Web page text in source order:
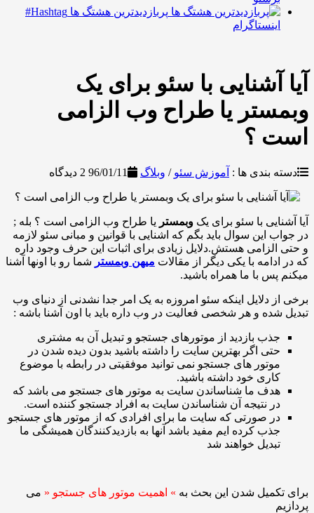
پربازدیدترین هشتگ ها Hashtag#
با سئو برای یک
یا طراح وب الزامی
؟
بندی ها :آموزش سئو /وبلاگ 96/01/11 2 دیدگاه
با سئو برای یکوبمستر یا طراح وب الزامی است ؟ بله ;
این سوال باید بگم که اشنایی با قوانین و مبانی سئو لازمه
هستش.دلایل زیادی برای اثبات این حرف وجود داره
با یکی دیگر از مقالات میهن وبمستر شما رو با اونها آشنا
با ما همراه باشید.
دلایل اینکه سئو امروزه به یک امر جدا نشدنی از دنیای وب
و هر شخصی فعالیت در وب داره باید با اون آشنا باشه :
بازدید از موتورهای جستجو و تبدیل آن به مشتری
اگر بهترین سایت را داشته باشید بدون دیده شدن در
های جستجو نمی توانید موفقیتی در رابطه با موضوع
خود داشته باشید.
ما شناساندن سایت به موتور های جستجو می باشد که
نتیجه آن شناساندن سایت به افراد جستجو کننده است.
صورتی که سایت ما برای افرادی که از موتور های جستجو
کرده ایم مفید باشد آنها به بازدیدکنندگان همیشگی ما
خواهند شد
شدن این بحث به » اهمیت موتور های جستجو «می